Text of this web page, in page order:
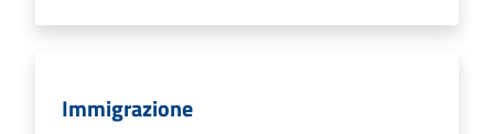
Immigrazione